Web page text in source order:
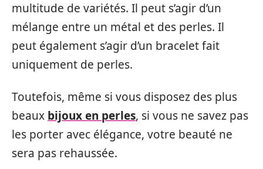
multitude de variétés. Il peut s’agir d’un
mélange entre un métal et des perles. Il
peut également s’agir d’un bracelet fait
uniquement de perles.
Toutefois, même si vous disposez des plus
beaux bijoux en perles, si vous ne savez pas
les porter avec élégance, votre beauté ne
sera pas rehaussée.